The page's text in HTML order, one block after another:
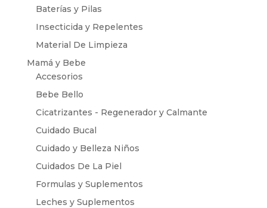
Baterías y Pilas
Insecticida y Repelentes
Material De Limpieza
Mamá y Bebe
Accesorios
Bebe Bello
Cicatrizantes - Regenerador y Calmante
Cuidado Bucal
Cuidado y Belleza Niños
Cuidados De La Piel
Formulas y Suplementos
Leches y Suplementos